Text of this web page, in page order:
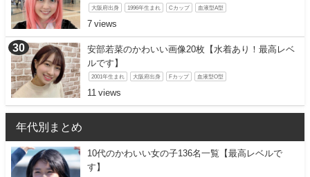
大阪府出身 1996年生まれ Cカップ 血液型A型
7
安部若菜のかわいい画像20枚【水着あり！最高レベ
ルです】
2001年生まれ 大阪府出身 Fカップ 血液型O型
11
年代別まとめ
10代のかわいい女の子136名一覧【最高レベルで
す】